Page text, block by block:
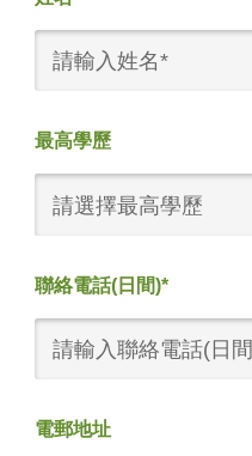
最高學歷
請選擇最高學歷
聯絡電話(日間)*
電郵地址